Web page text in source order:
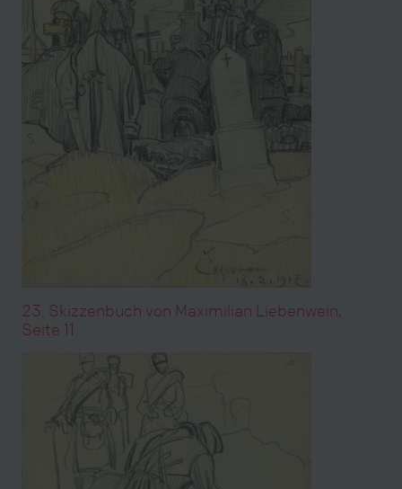
23. Skizzenbuch von Maximilian Liebenwein,
Seite 11